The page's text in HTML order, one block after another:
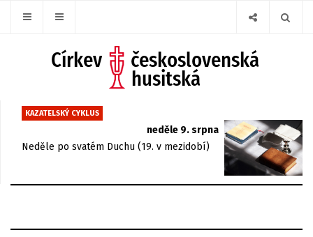
KAZATELSKÝ CYKLUS
neděle 9. srpna
Neděle po svatém Duchu (19. v mezidobí)